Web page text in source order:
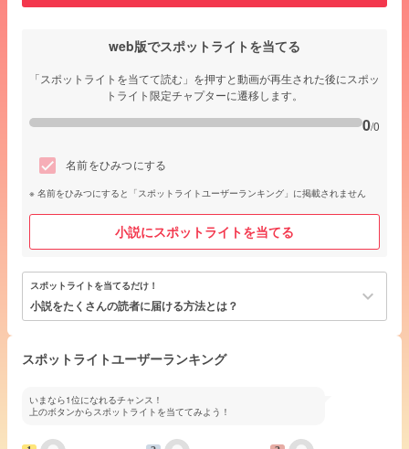
web版でスポットライトを当てる
「スポットライトを当てて読む」を押すと動画が再生された後にスポッ
トライト限定チャプターに遷移します。
0/0
名前をひみつにする
名前をひみつにすると「スポットライトユーザーランキング」に掲載されません
小説にスポットライトを当てる
スポットライトを当てるだけ！
小説をたくさんの読者に届ける方法とは？ keyboard_arrow_down
スポットライトユーザーランキング
いまなら1位になれるチャンス！
上のボタンからスポットライトを当ててみよう！